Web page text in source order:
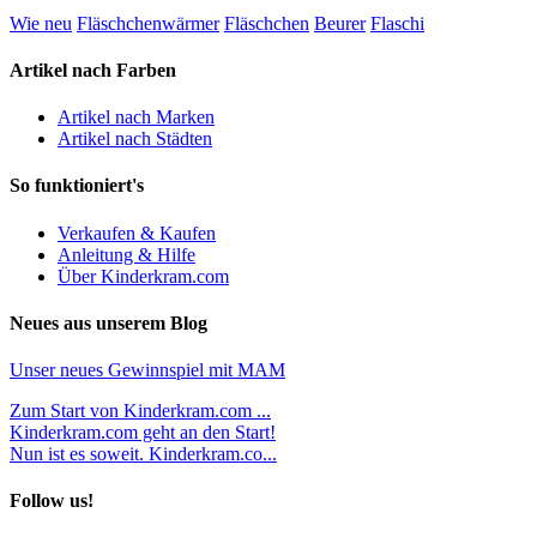
Wie neu Fläschchenwärmer Fläschchen Beurer Flaschi
Artikel nach Farben
Artikel nach Marken
Artikel nach Städten
So funktioniert's
Verkaufen & Kaufen
Anleitung & Hilfe
Über Kinderkram.com
Neues aus unserem Blog
Unser neues Gewinnspiel mit MAM
Zum Start von Kinderkram.com ...
Kinderkram.com geht an den Start!
Nun ist es soweit. Kinderkram.co...
Follow us!